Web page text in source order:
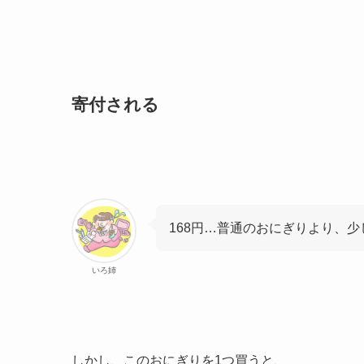
寄付される
いろ姉
168円…普通のおにぎりより、少
しかし、このおにぎりを1つ買うと、